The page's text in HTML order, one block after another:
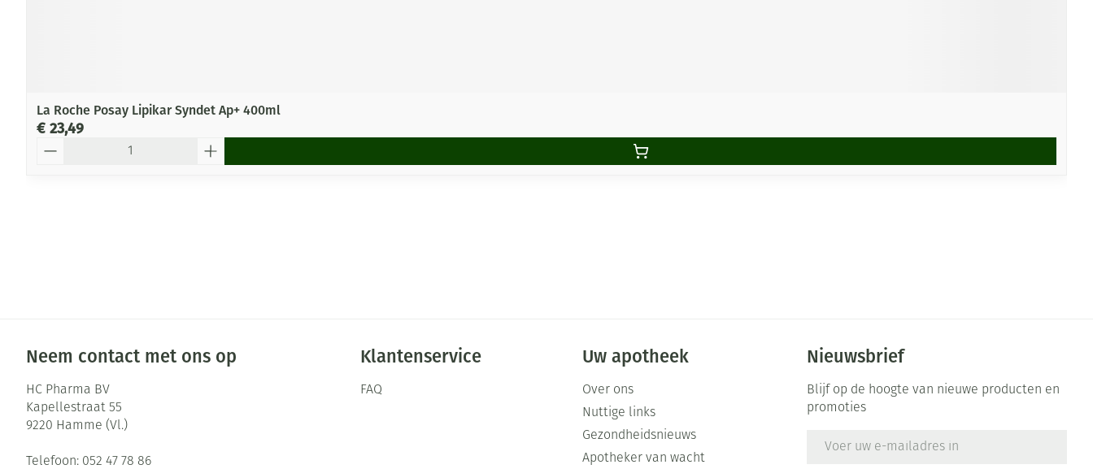
La Roche Posay Lipikar Syndet Ap+ 400ml
€ 23,49
Neem contact met ons op
HC Pharma BV
Kapellestraat 55
9220 Hamme (Vl.)
Telefoon: 052 47 78 86
Klantenservice
FAQ
Uw apotheek
Over ons
Nuttige links
Gezondheidsnieuws
Apotheker van wacht
Nieuwsbrief
Blijf op de hoogte van nieuwe producten en
promoties